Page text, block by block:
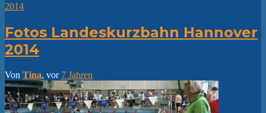
2014
Fotos Landeskurzbahn Hannover
2014
Von Tina, vor 7 Jahren